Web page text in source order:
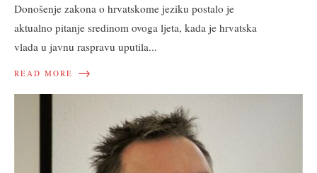
Donošenje zakona o hrvatskome jeziku postalo je
aktualno pitanje sredinom ovoga ljeta, kada je hrvatska
vlada u javnu raspravu uputila...
READ MORE →